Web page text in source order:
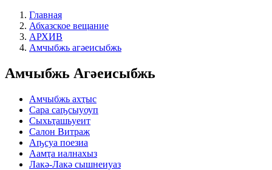
Главная
Абхазское вещание
АРХИВ
Амчыбжь агәеисыбжь
Амчыбжь Агәеисыбжь
Амчыбжь ахҭыс
Сара саҧсыуоуп
Сыхьҭашьуеит
Салон Витраж
Аҧсуа поезиа
Аамҭа иалнахыз
Лакә-Лакә сышнеиуаз